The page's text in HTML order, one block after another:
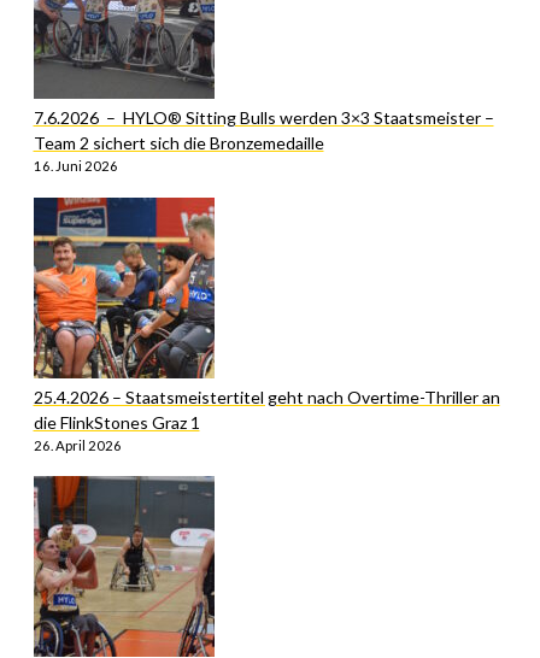
7.6.2026 – HYLO® Sitting Bulls werden 3×3 Staatsmeister –
Team 2 sichert sich die Bronzemedaille
16. Juni 2026
25.4.2026 – Staatsmeistertitel geht nach Overtime-Thriller an
die FlinkStones Graz 1
26. April 2026